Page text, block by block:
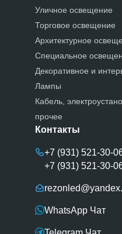
Уличное освещение
Торговое освещение
Архитектурное
Специальное
Декоративное и
Лампы
Кабель,
прочее
Контакты
+7 (931) 521-30-
+7 (931) 521-30-
WhatsApp Чат